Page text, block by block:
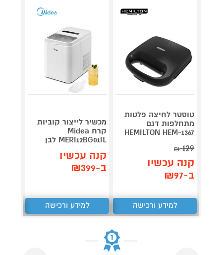
טוסטר לחיצה פלטות
מתחלפות דגם
HEMILTON HEM-1367
129
₪
קנה עכשיו
ב-₪97
למידע ורכישה
מכשיר לייצור קוביות
קרח Midea
MERI12BG01IL לבן
קנה עכשיו
ב-₪399
למידע ורכישה